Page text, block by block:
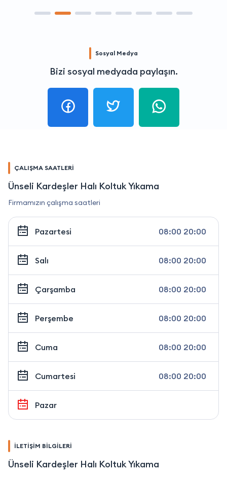
Sosyal Medya
Bizi sosyal medyada paylaşın.
ÇALIŞMA SAATLERİ
Ünseli Kardeşler Halı Koltuk Yıkama
Firmamızın çalışma saatleri
Pazartesi 08:00 20:00
Salı 08:00 20:00
Çarşamba 08:00 20:00
Perşembe 08:00 20:00
Cuma 08:00 20:00
Cumartesi 08:00 20:00
Pazar
İLETİŞİM BİLGİLERİ
Ünseli Kardeşler Halı Koltuk Yıkama